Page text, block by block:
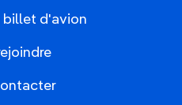
billet d'avion